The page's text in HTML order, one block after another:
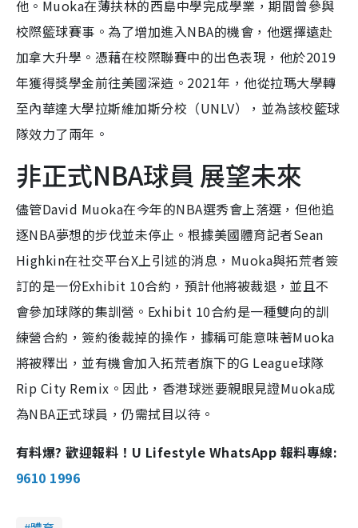
他。Muoka在薄扶林的西島中學完成學業，期間曾參與
校際籃球賽事。為了增加進入NBA的機會，他選擇遠赴
加拿大升學。憑藉在校際聯賽中的出色表現，他於2019
年獲得獎學金前往美國深造。2021年，他從拉瑪大學轉
至內華達大學拉斯維加斯分校（UNLV），並為該校籃球
隊效力了兩年。
非正式NBA球員 展望未來
儘管David Muoka在今年的NBA選秀會上落選，但他追
逐NBA夢想的步伐並未停止。根據美國體育記者Sean
Highkin在社交平台X上引述的消息，Muoka與拓荒者簽
訂的是一份Exhibit 10合約，預計他將被裁退，並且不
會參加球隊的集訓營。Exhibit 10合約是一種雙向的訓
練營合約，簽約後裁掉的操作，據稱可能意味著Muoka
將被釋出，並有機會加入拓荒者旗下的G League球隊
Rip City Remix。因此，香港球迷要親眼見證Muoka成
為NBA正式球員，仍需拭目以待。
有料爆? 歡迎報料！U Lifestyle WhatsApp 報料專線:
9610 1996